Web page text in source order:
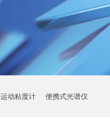
运动粘度计 便携式光谱仪